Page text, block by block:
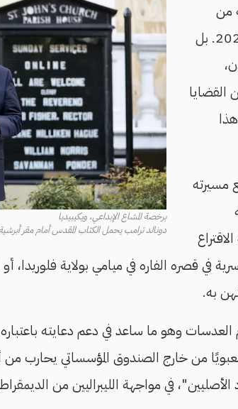
برخصة المشاع الإبداعي، ويكيبيديا
دونالد ترامب يحمل الكتاب المقدس أمام مقر أبرشية
من
البيت الأبيض رغم فوزه المزعوم في انتخابات 2020. بل
القضايا
مسيرته
في قصره الفاره في ميامي بولاية فلوريدا،
به.
وهو ما ساعد في دعم دعايته
شعبويًا من خارج الصندوق المؤسساتي يحارب
في مواجهة الليبراليين من